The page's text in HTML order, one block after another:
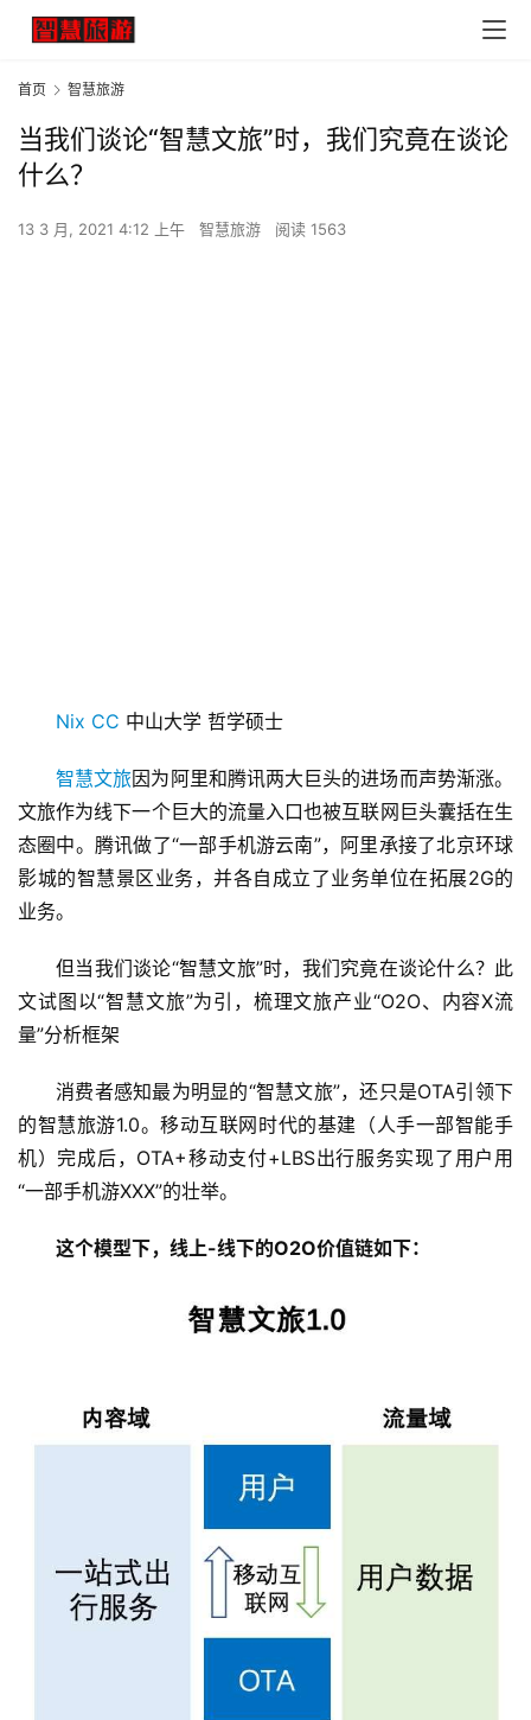
首页 智慧旅游
当我们谈论“智慧文旅”时，我们究竟在谈论
什么？
13 3 月, 2021 4:12 上午 智慧旅游 阅读 1563
Nix CC 中山大学 哲学硕士
智慧文旅因为阿里和腾讯两大巨头的进场而声势渐涨。
文旅作为线下一个巨大的流量入口也被互联网巨头囊括在生
态圈中。腾讯做了“一部手机游云南”，阿里承接了北京环球
影城的智慧景区业务，并各自成立了业务单位在拓展2G的
业务。
但当我们谈论“智慧文旅”时，我们究竟在谈论什么？此
文试图以“智慧文旅”为引，梳理文旅产业“O2O、内容X流
量”分析框架
消费者感知最为明显的“智慧文旅”，还只是OTA引领下
的智慧旅游1.0。移动互联网时代的基建（人手一部智能手
机）完成后，OTA+移动支付+LBS出行服务实现了用户用
“一部手机游XXX”的壮举。
这个模型下，线上-线下的O2O价值链如下：